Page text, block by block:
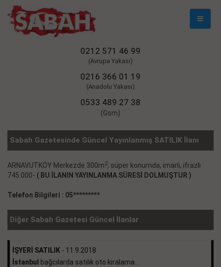
Mobil
0212 571 46 99
(Avrupa Yakası)
0216 366 01 19
(Anadolu Yakası)
0533 489 27 38
(Gsm)
Sabah Gazetesinde Güncel Yayınlanmış SATILIK İlanı
ARNAVUTKÖY Merkezde 300m2, süper konumda, imarlı, ifrazlı
745.000- ( BU İLANIN YAYINLANMA SÜRESİ DOLMUŞTUR )
Telefon Bilgileri : 05*********
Diğer Sabah Gazetesi Güncel İlanlar
İŞYERİ SATILIK - 11.9.2018
İstanbul
bağcılarda satılık oto kiralama...